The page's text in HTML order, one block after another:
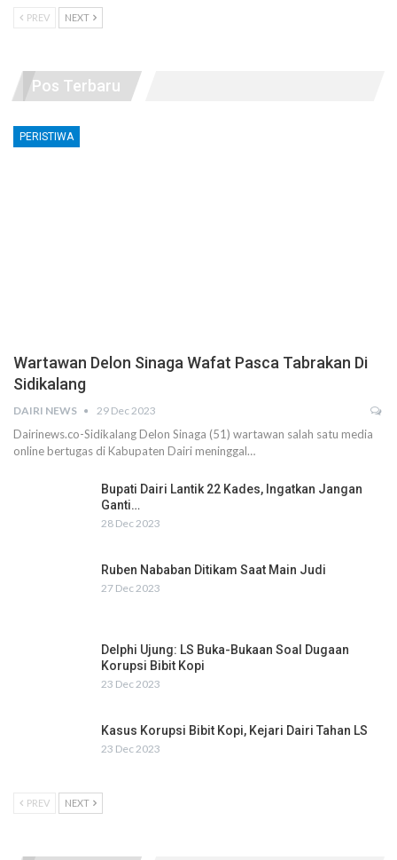
PREV NEXT
Pos Terbaru
PERISTIWA
Wartawan Delon Sinaga Wafat Pasca Tabrakan Di
Sidikalang
DAIRI NEWS 29 Dec 2023
Dairinews.co-Sidikalang Delon Sinaga (51) wartawan salah satu media
online bertugas di Kabupaten Dairi meninggal…
Bupati Dairi Lantik 22 Kades, Ingatkan Jangan
Ganti…
28 Dec 2023
Ruben Nababan Ditikam Saat Main Judi
27 Dec 2023
Delphi Ujung: LS Buka-Bukaan Soal Dugaan
Korupsi Bibit Kopi
23 Dec 2023
Kasus Korupsi Bibit Kopi, Kejari Dairi Tahan LS
23 Dec 2023
PREV NEXT